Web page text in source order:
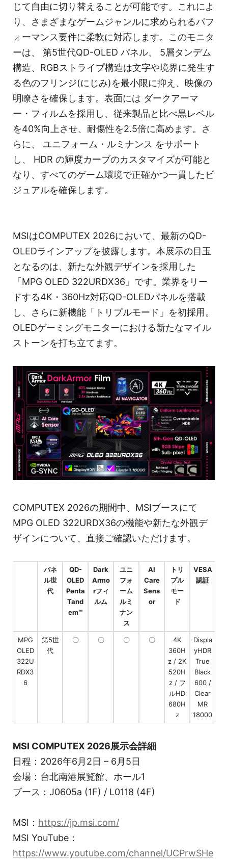
じて自由に切り替えることが可能です。これによ
り、さまざまなゲームジャンルに求められるパフ
ォーマンス要件に柔軟に対応します。このモニタ
ーは、 第5世代QD-OLED パネル、 5層タンデム
構造、RGBストライプ構造は文字や境界に発生す
る色のフリンジ(にじみ)を最小限に抑え、映像の
明瞭さを確保します。表面には ダークアーマ
ー・フィルムを採用し、従来製品と比べ黒レベル
を40%向上させ、耐傷性を2.5倍に高めます。さ
らに、 ユニフォーム・ルミナンス をサポート
し、 HDR の輝度カーブのカスタマイズが可能と
なり、すべてのゲーム環境で正確かつ一貫したビ
ジュアルを確保します。
MSIはCOMPUTEX 2026において、最新のQD-
OLEDラインアップを披露します。本展示の目玉
となるのは、新たな外観デザインを採用した
「MPG OLED 322URDX36」です。業界をリー
ドする4K・360Hz対応QD-OLEDパネルを搭載
し、さらに新機能「トリプルモード」を初採用。
OLEDゲーミングモニターにおける新たなマイル
ストーンを打ち立てます。
COMPUTEX 2026の期間中、MSIブースにて
MPG OLED 322URDX36の機能や新たな外観デ
ザインについて、直接ご確認いただけます。
パネ
ル世
代
QD-
OLED
Penta
Tand
em™
Dark
Armo
rフィ
ルム
ユニ
フォ
ーム
ルミ
ナン
ス
AI
Care
Sens
or
トリ
プル
モー
ド
VESA
認証
MPG
OLED
322U
RDX3
6
第5世
代
〇 〇 〇 〇
4K
360H
z / 2K
520H
z / フ
ルHD
680H
z
Displa
yHDR
True
Black
600 /
Clear
MR
18000
MSI COMPUTEX 2026展示会詳細
日程：2026年6月2日 – 6月5日
会場：台北南港展覧館、ホール1
ブース：J0605a (1F) / L0118 (4F)
MSI： https://jp.msi.com/
MSI YouTube：
https://www.youtube.com/channel/UCPrwSHe